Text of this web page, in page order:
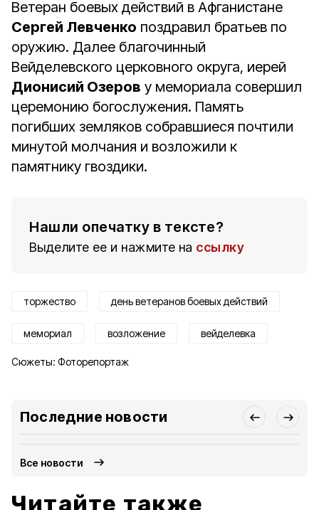
Ветеран боевых действий в Афганистане
Сергей Левченко поздравил братьев по
оружию. Далее благочинный
Вейделевского церковного округа, иерей
Дионисий Озеров у мемориала совершил
церемонию богослужения. Память
погибших земляков собравшиеся почтили
минутой молчания и возложили к
памятнику гвоздики.
Нашли опечатку в тексте?
Выделите ее и нажмите на ссылку
торжество день ветеранов боевых действий
мемориал возложение вейделевка
Сюжеты: Фоторепортаж
Последние новости
Все новости
Читайте также